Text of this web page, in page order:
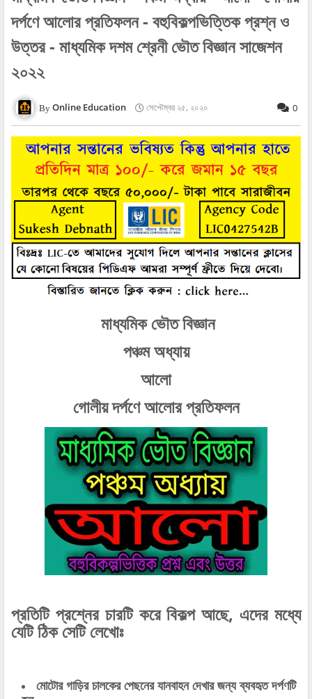
দর্পণে আলোর প্রতিফলন - বহুবিকল্পভিত্তিক প্রশ্ন ও
উত্তর - মাধ্যমিক দশম শ্রেনী ভৌত বিজ্ঞান সাজেশন
২০২২
Online Education সেপ্টেম্বর ২৫, ২০২০ 0
মাধ্যমিক ভৌত বিজ্ঞান
পঞ্চম অধ্যায়
আলো
গোলীয় দর্পণে আলোর প্রতিফলন
প্রতিটি প্রশ্নের চারটি করে বিকল্প আছে, এদের মধ্যে
যেটি ঠিক সেটি লেখোঃ
মোটোর গাড়ির চালকের পেছনের যানবাহন দেখার জন্য ব্যবহৃত দর্পণটি